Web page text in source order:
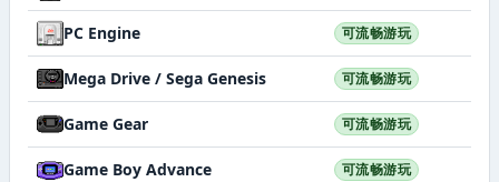
PC Engine 可流畅游玩
Mega Drive / Sega Genesis 可流畅游玩
Game Gear 可流畅游玩
Game Boy Advance 可流畅游玩